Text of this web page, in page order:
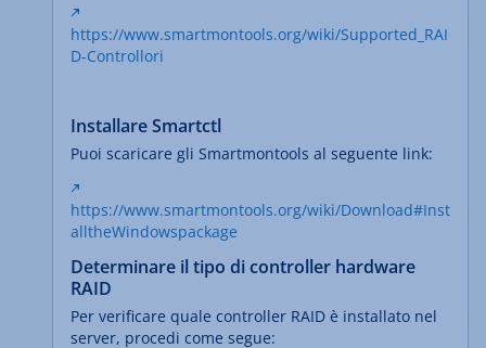
https://www.smartmontools.org/wiki/Supported_RAI
D-Controllori
Installare Smartctl
Puoi scaricare gli Smartmontools al seguente link:
https://www.smartmontools.org/wiki/Download#Inst
alltheWindowspackage
Determinare il tipo di controller hardware
RAID
Per verificare quale controller RAID è installato nel
server, procedi come segue: